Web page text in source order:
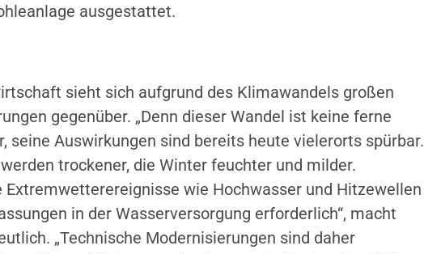
ausgestattet.
sieht sich aufgrund des Klimawandels großen
gegenüber. „Denn dieser Wandel ist keine ferne
seine Auswirkungen sind bereits heute vielerorts spürbar.
trockener, die Winter feuchter und milder.
Extremwetterereignisse wie Hochwasser und Hitzewellen
in der Wasserversorgung erforderlich“, macht
„Technische Modernisierungen sind daher